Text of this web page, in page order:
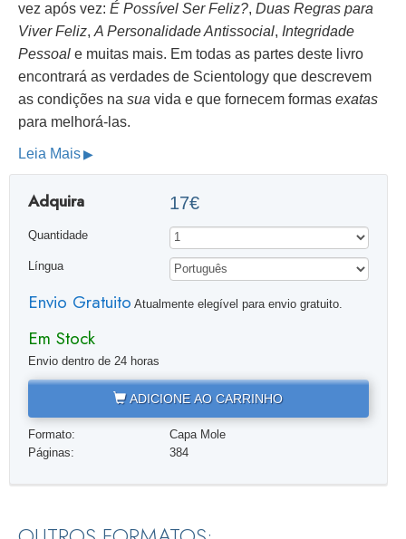
vez após vez: É Possível Ser Feliz?, Duas Regras para
Viver Feliz, A Personalidade Antissocial, Integridade
Pessoal e muitas mais. Em todas as partes deste livro
encontrará as verdades de Scientology que descrevem
as condições na sua vida e que fornecem formas exatas
para melhorá-las.
Leia Mais
Adquira 17€
Quantidade
Língua
Envio Gratuito Atualmente elegível para envio gratuito.
Em Stock
Envio dentro de 24 horas
ADICIONE AO CARRINHO
Formato:
Capa Mole
Páginas:
384